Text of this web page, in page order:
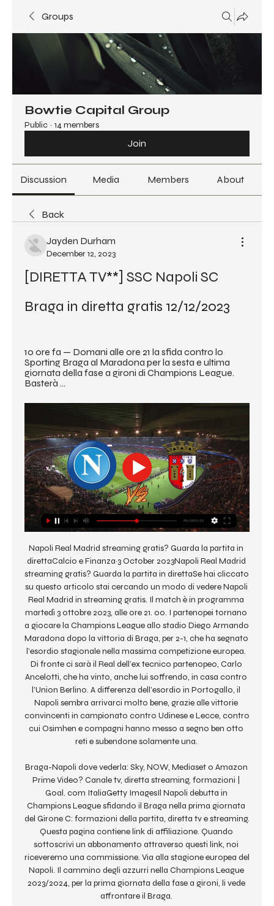
Groups
Bowtie Capital Group
Public · 14 members
Join
Discussion Media Members About
Back
Jayden Durham
December 12, 2023
[DIRETTA TV**] SSC Napoli SC
Braga in diretta gratis 12/12/2023
10 ore fa — Domani alle ore 21 la sfida contro lo
Sporting Braga al Maradona per la sesta e ultima
giornata della fase a gironi di Champions League.
Basterà ...
Napoli Real Madrid streaming gratis? Guarda la partita in
direttaCalcio e Finanza·3 October 2023Napoli Real Madrid
streaming gratis? Guarda la partita in direttaSe hai cliccato
su questo articolo stai cercando un modo di vedere Napoli
Real Madrid in streaming gratis. Il match è in programma
martedì 3 ottobre 2023, alle ore 21. 00. I partenopei tornano
a giocare la Champions League allo stadio Diego Armando
Maradona dopo la vittoria di Braga, per 2-1, che ha segnato
l’esordio stagionale nella massima competizione europea.
Di fronte ci sarà il Real dell’ex tecnico partenopeo, Carlo
Ancelotti, che ha vinto, anche lui soffrendo, in casa contro
l’Union Berlino. A differenza dell’esordio in Portogallo, il
Napoli sembra arrivarci molto bene, grazie alle vittorie
convincenti in campionato contro Udinese e Lecce, contro
cui Osimhen e compagni hanno messo a segno ben otto
reti e subendone solamente una.
Braga-Napoli dove vederla: Sky, NOW, Mediaset o Amazon
Prime Video? Canale tv, diretta streaming, formazioni |
Goal. com ItaliaGetty ImagesIl Napoli debutta in
Champions League sfidando il Braga nella prima giornata
del Girone C: formazioni della partita, diretta tv e streaming.
Questa pagina contiene link di affiliazione. Quando
sottoscrivi un abbonamento attraverso questi link, noi
riceveremo una commissione. Via alla stagione europea del
Napoli. Il cammino degli azzurri nella Champions League
2023/2024, per la prima giornata della fase a gironi, li vede
affrontare il Braga.